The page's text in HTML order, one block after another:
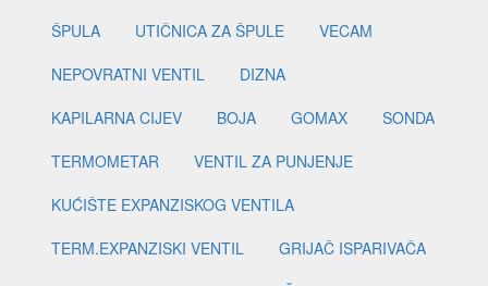
ŠPULA
UTIČNICA ZA ŠPULE
VECAM
NEPOVRATNI VENTIL
DIZNA
KAPILARNA CIJEV
BOJA GOMAX
SONDA
TERMOMETAR
VENTIL ZA PUNJENJE
KUĆIŠTE EXPANZISKOG VENTILA
TERM.EXPANZISKI VENTIL
GRIJAČ ISPARIVAČA